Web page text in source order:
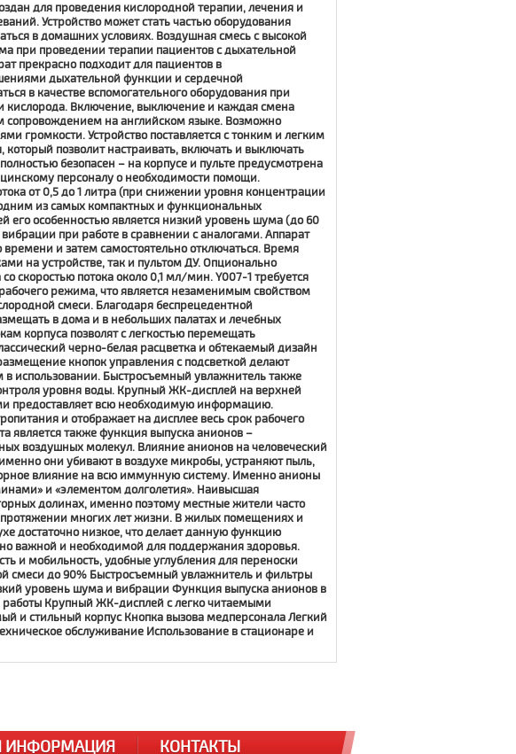
для проведения кислородной терапии, лечения и
Устройство может стать частью оборудования
в домашних условиях. Воздушная смесь с высокой
при проведении терапии пациентов с дыхательной
прекрасно подходит для пациентов в
дыхательной функции и сердечной
в качестве вспомогательного оборудования при
кислорода. Включение, выключение и каждая смена
сопровождением на английском языке. Возможно
громкости. Устройство поставляется с тонким и легким
позволит настраивать, включать и выключать
безопасен – на корпусе и пульте предусмотрена
персоналу о необходимости помощи.
от 0,5 до 1 литра (при снижении уровня концентрации
из самых компактных и функциональных
его особенностью является низкий уровень шума (до 60
при работе в сравнении с аналогами. Аппарат
и затем самостоятельно отключаться. Время
на устройстве, так и пультом ДУ. Опционально
скоростью потока около 0,1 мл/мин. Y007-1 требуется
режима, что является незаменимым свойством
смеси. Благодаря беспрецедентной
в дома и в небольших палатах и лечебных
корпуса позволят с легкостью перемещать
черно-белая расцветка и обтекаемый дизайн
кнопок управления с подсветкой делают
использовании. Быстросъемный увлажнитель также
уровня воды. Крупный ЖК-дисплей на верхней
предоставляет всю необходимую информацию.
и отображает на дисплее весь срок рабочего
является также функция выпуска анионов –
воздушных молекул. Влияние анионов на человеческий
они убивают в воздухе микробы, устраняют пыль,
влияние на всю иммунную систему. Именно анионы
и «элементом долголетия». Наивысшая
долинах, именно поэтому местные жители часто
многих лет жизни. В жилых помещениях и
достаточно низкое, что делает данную функцию
важной и необходимой для поддержания здоровья.
и мобильность, удобные углубления для переноски
смеси до 90% Быстросъемный увлажнитель и фильтры
уровень шума и вибрации Функция выпуска анионов в
работы Крупный ЖК-дисплей с легко читаемыми
и стильный корпус Кнопка вызова медперсонала Легкий
обслуживание Использование в стационаре и
ИНФОРМАЦИЯ КОНТАКТЫ